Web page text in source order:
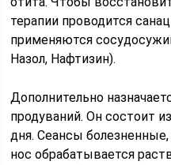
терапии проводится
применяются
Назол, Нафтизин).
Дополнительно
продуваний. Он состоит
дня. Сеансы
нос обрабатывается